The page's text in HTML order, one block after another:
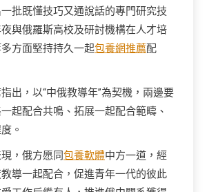
批既懂技巧又通說話的專門研究技
與俄羅斯高校及研討機構在人才培
方面堅持持久一起包養網推薦配
出，以“中俄教導年”為契機，兩邊要
起配合共鳴、拓展一起配合範疇、
。
，俄方愿同包養軟體中方一道，經
導一起配合，促進青年一代的彼此